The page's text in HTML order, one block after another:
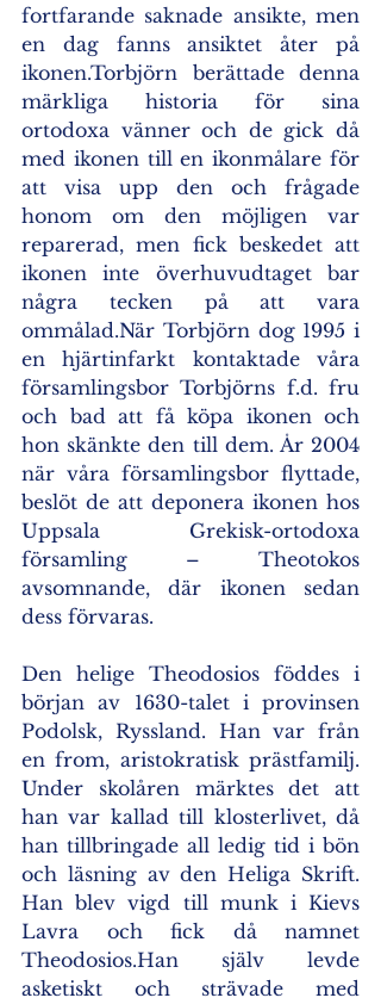
fortfarande saknade ansikte, men
en dag fanns ansiktet åter på
ikonen.Torbjörn berättade denna
märkliga historia för sina
ortodoxa vänner och de gick då
med ikonen till en ikonmålare för
att visa upp den och frågade
honom om den möjligen var
reparerad, men fick beskedet att
ikonen inte överhuvudtaget bar
några tecken på att vara
ommålad.När Torbjörn dog 1995 i
en hjärtinfarkt kontaktade våra
församlingsbor Torbjörns f.d. fru
och bad att få köpa ikonen och
hon skänkte den till dem. År 2004
när våra församlingsbor flyttade,
beslöt de att deponera ikonen hos
Uppsala Grekisk-ortodoxa
församling – Theotokos
avsomnande, där ikonen sedan
dess förvaras.
Den helige Theodosios föddes i
början av 1630-talet i provinsen
Podolsk, Ryssland. Han var från
en from, aristokratisk prästfamilj.
Under skolåren märktes det att
han var kallad till klosterlivet, då
han tillbringade all ledig tid i bön
och läsning av den Heliga Skrift.
Han blev vigd till munk i Kievs
Lavra och fick då namnet
Theodosios.Han själv levde
asketiskt och strävade med